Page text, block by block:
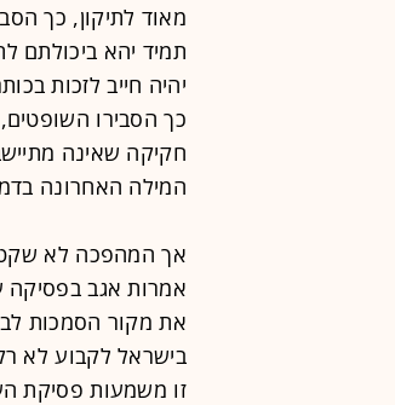
מאוד לתיקון, כך
תמיד יהא ביכולתם
יהיה חייב לזכות
כך הסבירו
חקיקה שאינה
המילה האחרונה
אך המהפכה לא
אמרות אגב בפסיקה
את מקור הסמכות
בישראל לקבוע לא
זו משמעות פסיקת